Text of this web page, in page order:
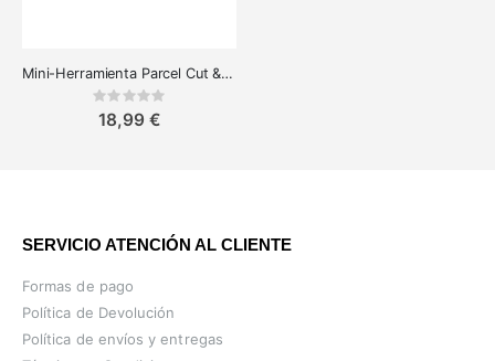
Mini-Herramienta Parcel Cut & Cart - 9 Funciones para el Día a Día
Rating:
18,99 €
SERVICIO ATENCIÓN AL CLIENTE
Formas de pago
Política de Devolución
Política de envíos y entregas